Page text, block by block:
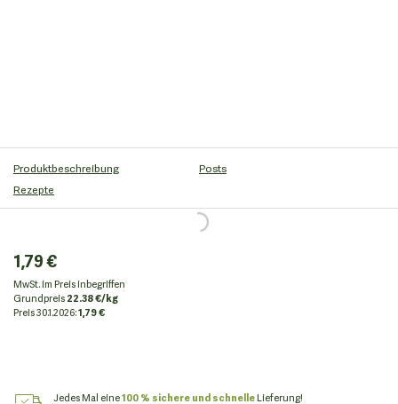
Produktbeschreibung
Posts
Rezepte
1,79 €
MwSt. im Preis inbegriffen
Grundpreis22.38 €/kg
Preis30.1.2026:1,79 €
Jedes Mal eine100 % sichere und schnelleLieferung!